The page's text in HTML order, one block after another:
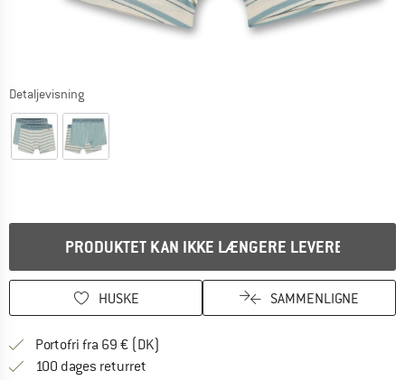
Detaljevisning
PRODUKTET KAN IKKE LÆNGERE LEVERES
HUSKE SAMMENLIGNE
Portofri fra 69 € (DK)
100 dages returret